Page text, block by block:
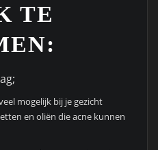
TE
mogelijk bij je gezicht
en oliën die acne kunnen